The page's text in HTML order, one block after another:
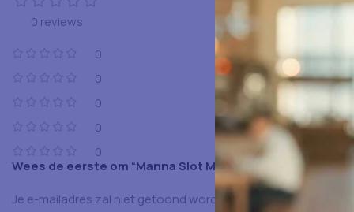
0 reviews
0
0
0
0
0
Wees de eerste om “Manna Slot Mammoth 2.6Kg” te
Je e-mailadres zal niet getoond worden.
Vereiste velden zijn